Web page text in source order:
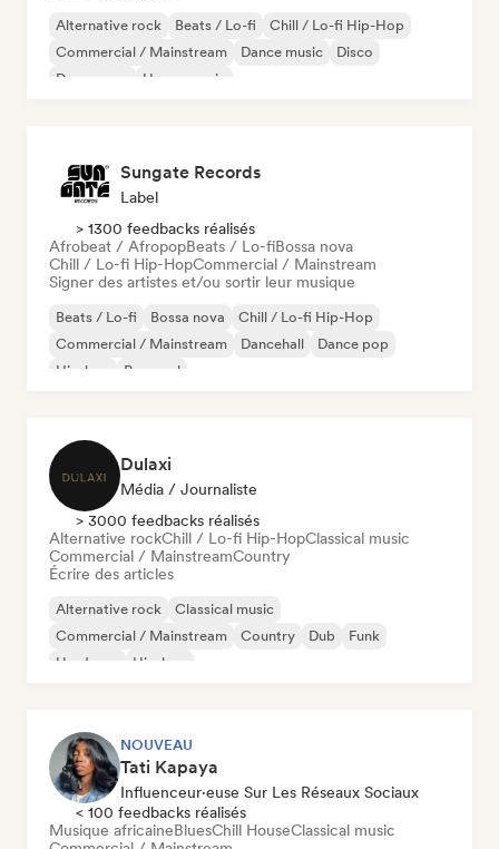
Alternative rock Beats / Lo-fi
Chill / Lo-fi Hip-Hop
Commercial / Mainstream
Dance music
Disco
Dream pop
House music
Sungate Records
Label
> 1300 feedbacks réalisés
Afrobeat / AfropopBeats / Lo-fiBossa nova
Chill / Lo-fi Hip-HopCommercial / Mainstream
Signer des artistes et/ou sortir leur musique
Beats / Lo-fi Bossa nova
Chill / Lo-fi Hip-Hop
Commercial / Mainstream
Dancehall
Dance pop
Hip-hop
Pop soul
Dulaxi
Média / Journaliste
> 3000 feedbacks réalisés
Alternative rockChill / Lo-fi Hip-HopClassical music
Commercial / MainstreamCountry
Écrire des articles
Alternative rock
Classical music
Commercial / Mainstream
Country Dub
Funk
Hardcore
Hip-hop
NOUVEAU
Tati Kapaya
Influenceur·euse Sur Les Réseaux Sociaux
< 100 feedbacks réalisés
Musique africaineBluesChill HouseClassical music